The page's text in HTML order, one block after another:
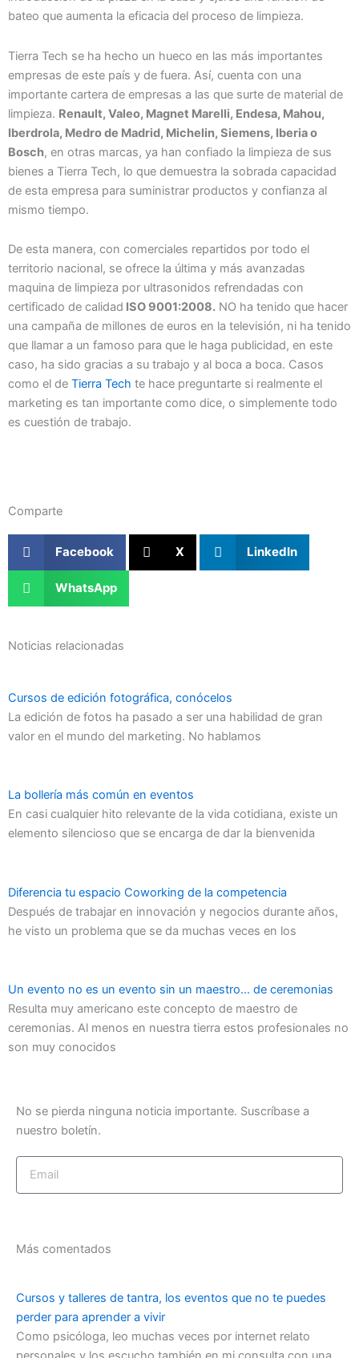
bateo que aumenta la eficacia del proceso de limpieza.
Tierra Tech se ha hecho un hueco en las más importantes
empresas de este país y de fuera. Así, cuenta con una
importante cartera de empresas a las que surte de material de
limpieza. Renault, Valeo, Magnet Marelli, Endesa, Mahou,
Iberdrola, Medro de Madrid, Michelin, Siemens, Iberia o
Bosch, en otras marcas, ya han confiado la limpieza de sus
bienes a Tierra Tech, lo que demuestra la sobrada capacidad
de esta empresa para suministrar productos y confianza al
mismo tiempo.
De esta manera, con comerciales repartidos por todo el
territorio nacional, se ofrece la última y más avanzadas
maquina de limpieza por ultrasonidos refrendadas con
certificado de calidad ISO 9001:2008. NO ha tenido que hacer
una campaña de millones de euros en la televisión, ni ha tenido
que llamar a un famoso para que le haga publicidad, en este
caso, ha sido gracias a su trabajo y al boca a boca. Casos
como el de Tierra Tech te hace preguntarte si realmente el
marketing es tan importante como dice, o simplemente todo
es cuestión de trabajo.
Comparte
Facebook X LinkedIn
WhatsApp
Noticias relacionadas
Cursos de edición fotográfica, conócelos
La edición de fotos ha pasado a ser una habilidad de gran
valor en el mundo del marketing. No hablamos
La bollería más común en eventos
En casi cualquier hito relevante de la vida cotidiana, existe un
elemento silencioso que se encarga de dar la bienvenida
Diferencia tu espacio Coworking de la competencia
Después de trabajar en innovación y negocios durante años,
he visto un problema que se da muchas veces en los
Un evento no es un evento sin un maestro… de ceremonias
Resulta muy americano este concepto de maestro de
ceremonias. Al menos en nuestra tierra estos profesionales no
son muy conocidos
No se pierda ninguna noticia importante. Suscríbase a
nuestro boletín.
Más comentados
Cursos y talleres de tantra, los eventos que no te puedes
perder para aprender a vivir
Como psicóloga, leo muchas veces por internet relato